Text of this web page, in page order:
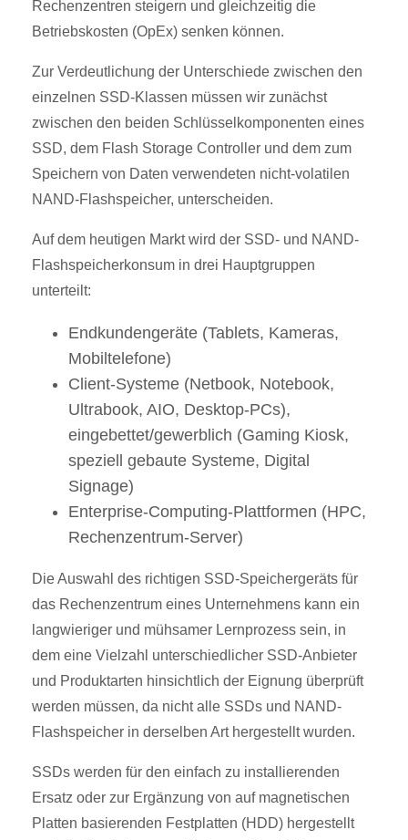
Rechenzentren steigern und gleichzeitig die
Betriebskosten (OpEx) senken können.
Zur Verdeutlichung der Unterschiede zwischen den
einzelnen SSD-Klassen müssen wir zunächst
zwischen den beiden Schlüsselkomponenten eines
SSD, dem Flash Storage Controller und dem zum
Speichern von Daten verwendeten nicht-volatilen
NAND-Flashspeicher, unterscheiden.
Auf dem heutigen Markt wird der SSD- und NAND-
Flashspeicherkonsum in drei Hauptgruppen
unterteilt:
Endkundengeräte (Tablets, Kameras,
Mobiltelefone)
Client-Systeme (Netbook, Notebook,
Ultrabook, AIO, Desktop-PCs),
eingebettet/gewerblich (Gaming Kiosk,
speziell gebaute Systeme, Digital
Signage)
Enterprise-Computing-Plattformen (HPC,
Rechenzentrum-Server)
Die Auswahl des richtigen SSD-Speichergeräts für
das Rechenzentrum eines Unternehmens kann ein
langwieriger und mühsamer Lernprozess sein, in
dem eine Vielzahl unterschiedlicher SSD-Anbieter
und Produktarten hinsichtlich der Eignung überprüft
werden müssen, da nicht alle SSDs und NAND-
Flashspeicher in derselben Art hergestellt wurden.
SSDs werden für den einfach zu installierenden
Ersatz oder zur Ergänzung von auf magnetischen
Platten basierenden Festplatten (HDD) hergestellt